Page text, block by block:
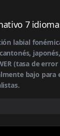
7
labial
(tasa de
bajo para